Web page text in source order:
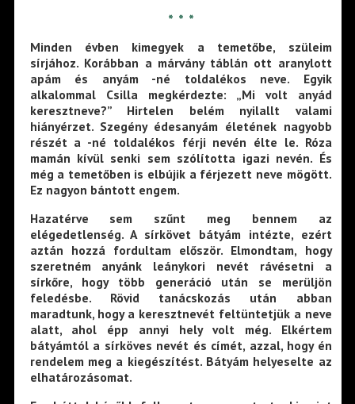
* * *
Minden évben kimegyek a temetőbe, szüleim
sírjához. Korábban a márvány táblán ott aranylott
apám és anyám -né toldalékos neve. Egyik
alkalommal Csilla megkérdezte: „Mi volt anyád
keresztneve?” Hirtelen belém nyilallt valami
hiányérzet. Szegény édesanyám életének nagyobb
részét a -né toldalékos férji nevén élte le. Róza
mamán kívül senki sem szólította igazi nevén. És
még a temetőben is elbújik a férjezett neve mögött.
Ez nagyon bántott engem.
Hazatérve sem szűnt meg bennem az
elégedetlenség. A sírkövet bátyám intézte, ezért
aztán hozzá fordultam először. Elmondtam, hogy
szeretném anyánk leánykori nevét rávésetni a
sírkőre, hogy több generáció után se merüljön
feledésbe. Rövid tanácskozás után abban
maradtunk, hogy a keresztnevét feltüntetjük a neve
alatt, ahol épp annyi hely volt még. Elkértem
bátyámtól a sírköves nevét és címét, azzal, hogy én
rendelem meg a kiegészítést. Bátyám helyeselte az
elhatározásomat.